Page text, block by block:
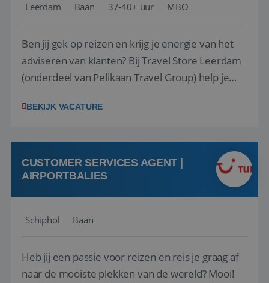
Leerdam Baan 37-40+ uur MBO
Ben jij gek op reizen en krijg je energie van het
adviseren van klanten? Bij Travel Store Leerdam
(onderdeel van Pelikaan Travel Group) help je
vinden. Samen maken we van elke reis een
hebt in de reisbranche of j...
BEKIJK VACATURE
CUSTOMER SERVICES AGENT |
AIRPORTBALIES
Schiphol Baan
Heb jij een passie voor reizen en reis je graag af
naar de mooiste plekken van de wereld? Mooi!